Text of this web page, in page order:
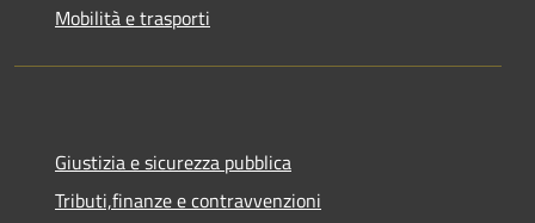
Mobilità e trasporti
Giustizia e sicurezza pubblica
Tributi,finanze e contravvenzioni